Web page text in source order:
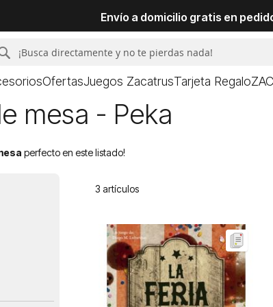
Envío a domicilio gratis en
OfertasJuegos ZacatrusTarjeta Regalo
mesa - Peka
perfecto en este listado!
3 artículos